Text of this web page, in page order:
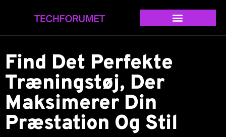
Find Det Perfekte
Træningstøj, Der
Maksimerer Din
Præstation Og Stil